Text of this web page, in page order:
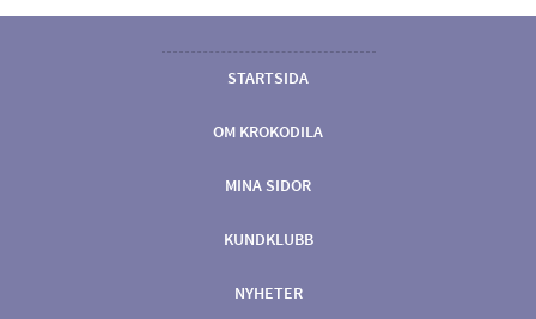
STARTSIDA
OM KROKODILA
MINA SIDOR
KUNDKLUBB
NYHETER